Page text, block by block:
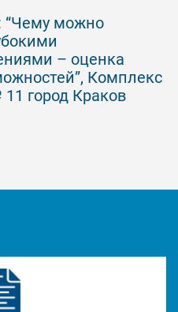
“Чему можно
– оценка
Комплекс
город Краков